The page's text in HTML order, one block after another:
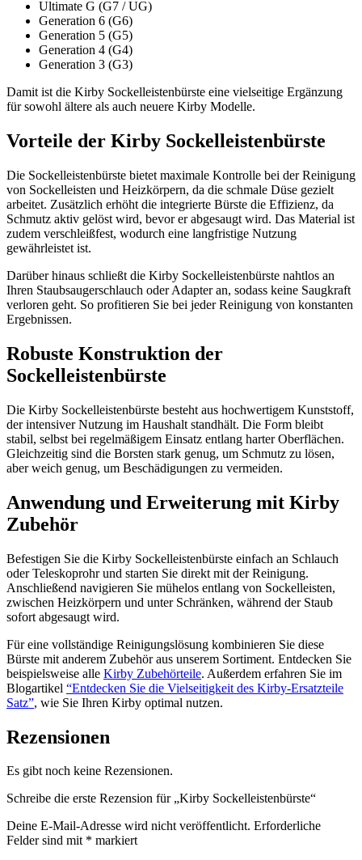
Ultimate G (G7 / UG)
Generation 6 (G6)
Generation 5 (G5)
Generation 4 (G4)
Generation 3 (G3)
Damit ist die Kirby Sockelleistenbürste eine vielseitige Ergänzung
für sowohl ältere als auch neuere Kirby Modelle.
Vorteile der Kirby Sockelleistenbürste
Die Sockelleistenbürste bietet maximale Kontrolle bei der Reinigung
von Sockelleisten und Heizkörpern, da die schmale Düse gezielt
arbeitet. Zusätzlich erhöht die integrierte Bürste die Effizienz, da
Schmutz aktiv gelöst wird, bevor er abgesaugt wird. Das Material ist
zudem verschleißfest, wodurch eine langfristige Nutzung
gewährleistet ist.
Darüber hinaus schließt die Kirby Sockelleistenbürste nahtlos an
Ihren Staubsaugerschlauch oder Adapter an, sodass keine Saugkraft
verloren geht. So profitieren Sie bei jeder Reinigung von konstanten
Ergebnissen.
Robuste Konstruktion der
Sockelleistenbürste
Die Kirby Sockelleistenbürste besteht aus hochwertigem Kunststoff,
der intensiver Nutzung im Haushalt standhält. Die Form bleibt
stabil, selbst bei regelmäßigem Einsatz entlang harter Oberflächen.
Gleichzeitig sind die Borsten stark genug, um Schmutz zu lösen,
aber weich genug, um Beschädigungen zu vermeiden.
Anwendung und Erweiterung mit Kirby
Zubehör
Befestigen Sie die Kirby Sockelleistenbürste einfach an Schlauch
oder Teleskoprohr und starten Sie direkt mit der Reinigung.
Anschließend navigieren Sie mühelos entlang von Sockelleisten,
zwischen Heizkörpern und unter Schränken, während der Staub
sofort abgesaugt wird.
Für eine vollständige Reinigungslösung kombinieren Sie diese
Bürste mit anderem Zubehör aus unserem Sortiment. Entdecken Sie
beispielsweise alle Kirby Zubehörteile. Außerdem erfahren Sie im
Blogartikel “Entdecken Sie die Vielseitigkeit des Kirby-Ersatzteile
Satz”, wie Sie Ihren Kirby optimal nutzen.
Rezensionen
Es gibt noch keine Rezensionen.
Schreibe die erste Rezension für „Kirby Sockelleistenbürste“
Deine E-Mail-Adresse wird nicht veröffentlicht. Erforderliche
Felder sind mit * markiert